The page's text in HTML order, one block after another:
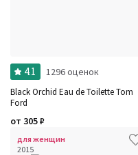
4.1 1296 оценок
Black Orchid Eau de Toilette Tom
Ford
от 305₽
для женщин
2015